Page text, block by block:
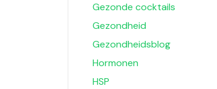
Gezonde cocktails
Gezondheid
Gezondheidsblog
Hormonen
HSP